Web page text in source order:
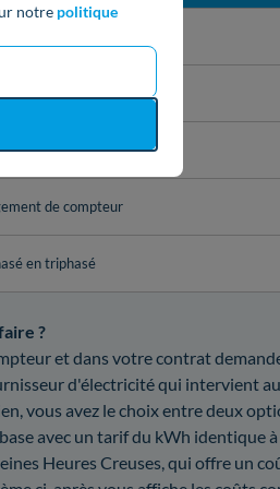
notre politique
de compteur
de compteur
en triphasé
?
et dans votre contrat
d'électricité qui intervient
vous avez le choix entre deux
avec un tarif du kWh identique
Heures Creuses, qui offre un